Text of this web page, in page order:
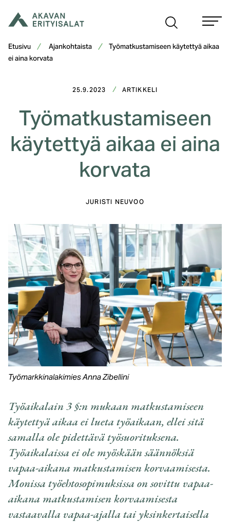
sisältöön
Etusivu Ajankohtaista
Työmatkustamiseen käytettyä aikaa
ei aina korvata
25.9.2023 ARTIKKELI
Työmatkustamiseen
käytettyä aikaa ei aina
korvata
JURISTI NEUVOO
Työmarkkinalakimies Anna Zibellini
Työaikalain 3 §:n mukaan matkustamiseen
käytettyä aikaa ei lueta työaikaan, ellei sitä
samalla ole pidettävä työsuorituksena.
Työaikalaissa ei ole myöskään säännöksiä
vapaa-aikana matkustamisen korvaamisesta.
Monissa työehtosopimuksissa on sovittu vapaa-
aikana matkustamisen korvaamisesta
vastaavalla vapaa-ajalla tai yksinkertaisella